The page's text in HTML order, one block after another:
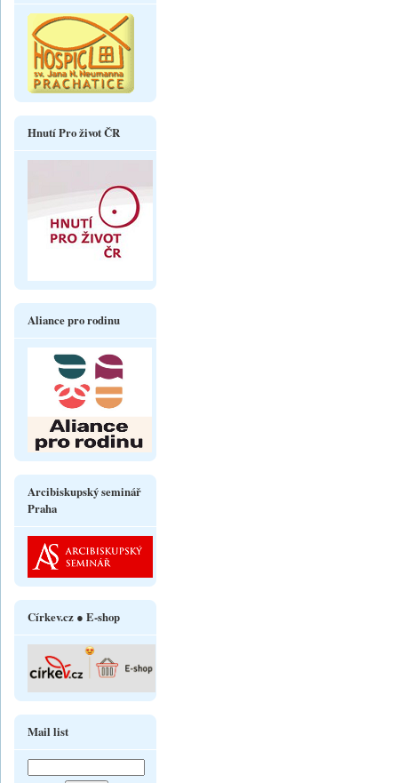
Hnutí Pro život ČR
Aliance pro rodinu
Arcibiskupský seminář
Praha
Církev.cz ● E-shop
Mail list